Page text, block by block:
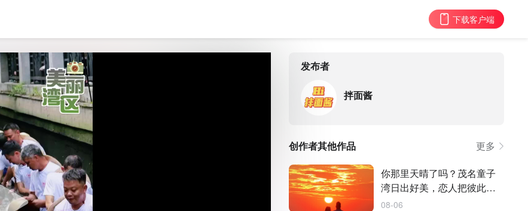
下载客户端
发布者
拌面酱
创作者其他作品
更多
你那里天晴了吗？茂名童子
湾日出好美，恋人把彼此装
进晨光里
08-06